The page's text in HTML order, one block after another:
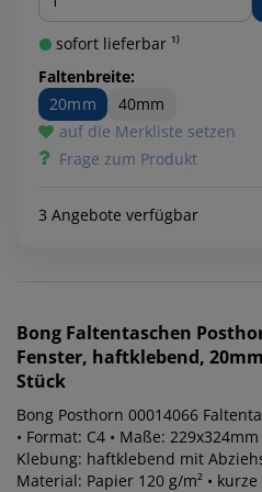
sofort lieferbar ¹⁾
Faltenbreite:
20mm
40mm
auf die Merkliste setzen
Frage zum Produkt
3 Angebote verfügbar
Bong Faltentaschen
Fenster, haftklebend,
Stück
Bong Posthorn 00014066
• Format: C4 • Maße:
Klebung: haftklebend mit
Material: Papier 120 g/m² •